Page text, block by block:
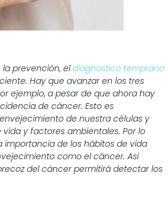
prevención, eldiagnostico temprano
Hay que avanzar en los tres
ejemplo, a pesar de que ahora hay
de cáncer. Esto es
de nuestra células y
y factores ambientales. Por lo
de los hábitos de vida
como el cáncer. Asi
del cáncer permitirá detectar los